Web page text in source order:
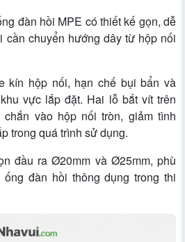
đàn hồi MPE có thiết kế gọn, dễ
cần chuyển hướng dây từ hộp nối
kín hộp nối, hạn chế bụi bẩn và
vực lắp đặt. Hai lỗ bắt vít trên
vào hộp nối tròn, giảm tình
trong quá trình sử dụng.
đầu ra Ø20mm và Ø25mm, phù
đàn hồi thông dụng trong thi